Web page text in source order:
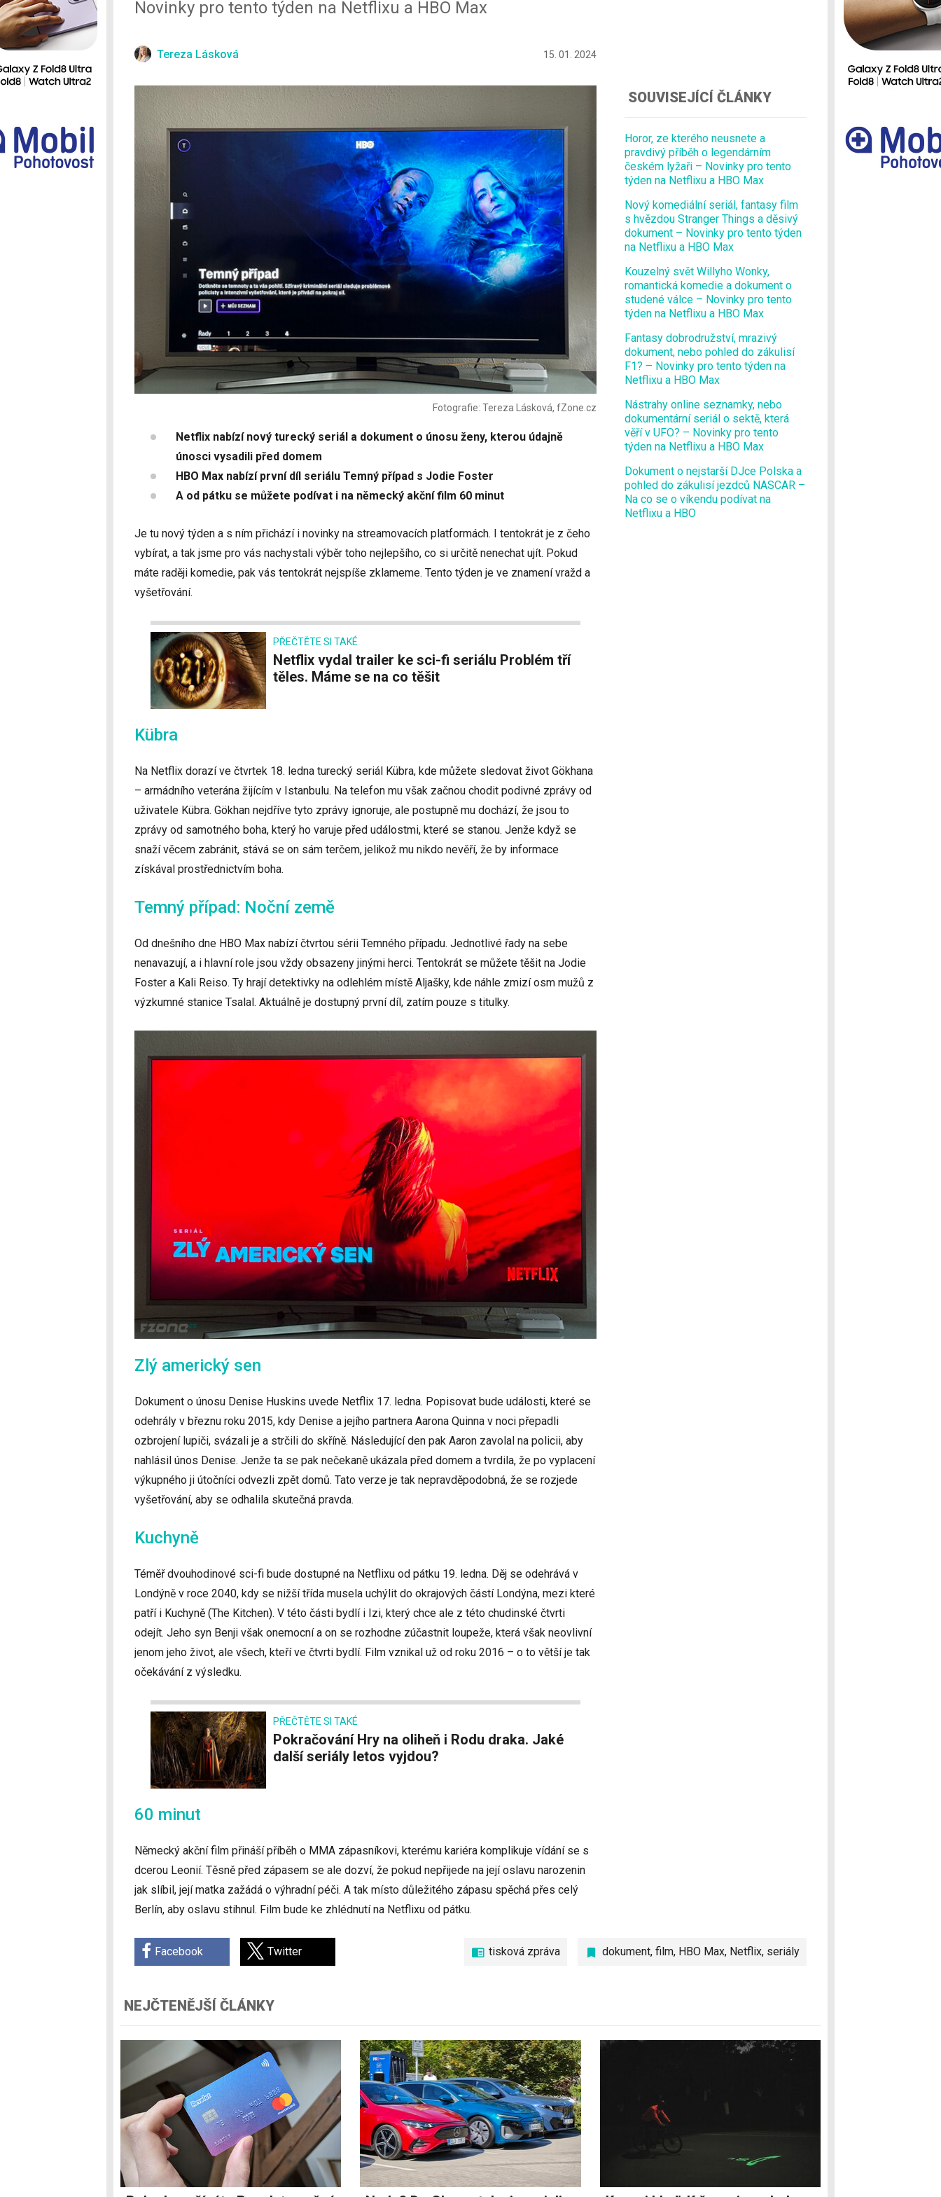
Ostatní
Novinky pro tento týden na Netflixu a HBO Max
Tereza Lásková 15. 01. 2024
Fotografie: Tereza Lásková, fZone.cz
Netflix nabízí nový turecký seriál a dokument o únosu ženy, kterou údajně
únosci vysadili před domem
HBO Max nabízí první díl seriálu Temný případ s Jodie Foster
A od pátku se můžete podívat i na německý akční film 60 minut
Je tu nový týden a s ním přichází i novinky na streamovacích platformách. I tentokrát je z čeho
vybírat, a tak jsme pro vás nachystali výběr toho nejlepšího, co si určitě nenechat ujít. Pokud
máte raději komedie, pak vás tentokrát nejspíše zklameme. Tento týden je ve znamení vražd a
vyšetřování.
PŘEČTĚTE SI TAKÉ
Netflix vydal trailer ke sci-fi seriálu Problém tří
těles. Máme se na co těšit
Kübra
Na Netflix dorazí ve čtvrtek 18. ledna turecký seriál Kübra, kde můžete sledovat život Gökhana
– armádního veterána žijícím v Istanbulu. Na telefon mu však začnou chodit podivné zprávy od
uživatele Kübra. Gökhan nejdříve tyto zprávy ignoruje, ale postupně mu dochází, že jsou to
zprávy od samotného boha, který ho varuje před událostmi, které se stanou. Jenže když se
snaží věcem zabránit, stává se on sám terčem, jelikož mu nikdo nevěří, že by informace
získával prostřednictvím boha.
Temný případ: Noční země
Od dnešního dne HBO Max nabízí čtvrtou sérii Temného případu. Jednotlivé řady na sebe
nenavazují, a i hlavní role jsou vždy obsazeny jinými herci. Tentokrát se můžete těšit na Jodie
Foster a Kali Reiso. Ty hrají detektivky na odlehlém místě Aljašky, kde náhle zmizí osm mužů z
výzkumné stanice Tsalal. Aktuálně je dostupný první díl, zatím pouze s titulky.
Zlý americký sen
Dokument o únosu Denise Huskins uvede Netflix 17. ledna. Popisovat bude události, které se
odehrály v březnu roku 2015, kdy Denise a jejího partnera Aarona Quinna v noci přepadli
ozbrojení lupiči, svázali je a strčili do skříně. Následující den pak Aaron zavolal na policii, aby
nahlásil únos Denise. Jenže ta se pak nečekaně ukázala před domem a tvrdila, že po vyplacení
výkupného ji útočníci odvezli zpět domů. Tato verze je tak nepravděpodobná, že se rozjede
vyšetřování, aby se odhalila skutečná pravda.
Kuchyně
Téměř dvouhodinové sci-fi bude dostupné na Netflixu od pátku 19. ledna. Děj se odehrává v
Londýně v roce 2040, kdy se nižší třída musela uchýlit do okrajových částí Londýna, mezi které
patří i Kuchyně (The Kitchen). V této části bydlí i Izi, který chce ale z této chudinské čtvrti
odejít. Jeho syn Benji však onemocní a on se rozhodne zúčastnit loupeže, která však neovlivní
jenom jeho život, ale všech, kteří ve čtvrti bydlí. Film vznikal už od roku 2016 – o to větší je tak
očekávání z výsledku.
PŘEČTĚTE SI TAKÉ
Pokračování Hry na oliheň i Rodu draka. Jaké
další seriály letos vyjdou?
60 minut
Německý akční film přináší příběh o MMA zápasníkovi, kterému kariéra komplikuje vídání se s
dcerou Leonií. Těsně před zápasem se ale dozví, že pokud nepřijede na její oslavu narozenin
jak slíbil, její matka zažádá o výhradní péči. A tak místo důležitého zápasu spěchá přes celý
Berlín, aby oslavu stihnul. Film bude ke zhlédnutí na Netflixu od pátku.
tisková zpráva dokument, film, HBO Max, Netflix, seriály
Facebook Twitter
SOUVISEJÍCÍ ČLÁNKY
Horor, ze kterého neusnete a
pravdivý příběh o legendárním
českém lyžaři – Novinky pro tento
týden na Netflixu a HBO Max
Nový komediální seriál, fantasy film
s hvězdou Stranger Things a děsivý
dokument – Novinky pro tento týden
na Netflixu a HBO Max
Kouzelný svět Willyho Wonky,
romantická komedie a dokument o
studené válce – Novinky pro tento
týden na Netflixu a HBO Max
Fantasy dobrodružství, mrazivý
dokument, nebo pohled do zákulisí
F1? – Novinky pro tento týden na
Netflixu a HBO Max
Nástrahy online seznamky, nebo
dokumentární seriál o sektě, která
věří v UFO? – Novinky pro tento
týden na Netflixu a HBO Max
Dokument o nejstarší DJce Polska a
pohled do zákulisí jezdců NASCAR –
Na co se o víkendu podívat na
Netflixu a HBO
NEJČTENĚJŠÍ ČLÁNKY